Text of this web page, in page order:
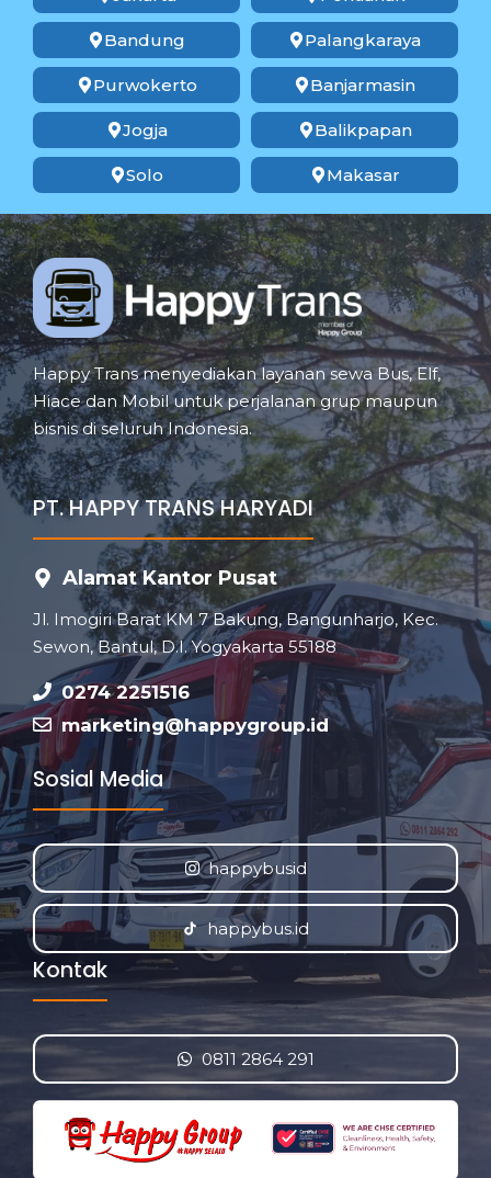
Bandung
Purwokerto
Jogja
Solo
Palangkaraya
Banjarmasin
Balikpapan
Makasar
Happy Trans menyediakan layanan sewa Bus, Elf,
Hiace dan Mobil untuk perjalanan grup maupun
bisnis di seluruh Indonesia.
PT. HAPPY TRANS HARYADI
Alamat Kantor Pusat
Jl. Imogiri Barat KM 7 Bakung, Bangunharjo, Kec.
Sewon, Bantul, D.I. Yogyakarta 55188
0274 2251516
marketing@happygroup.id
Sosial Media
happybusid
happybus.id
Kontak
0811 2864 291